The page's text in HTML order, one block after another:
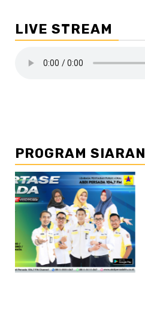
LIVE STREAM
PROGRAM SIARAN
//2